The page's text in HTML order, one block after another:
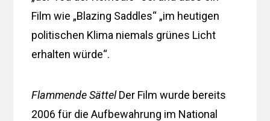
Film wie „Blazing Saddles“ „im heutigen
politischen Klima niemals grünes Licht
erhalten würde“.
Flammende SättelDer Film wurde bereits
2006 für die Aufbewahrung im National